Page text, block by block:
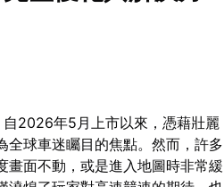
2026年5月上市以來，憑藉壯麗
全球車迷矚目的焦點。然而，許多
畫面不動，或是進入地圖時非常緩